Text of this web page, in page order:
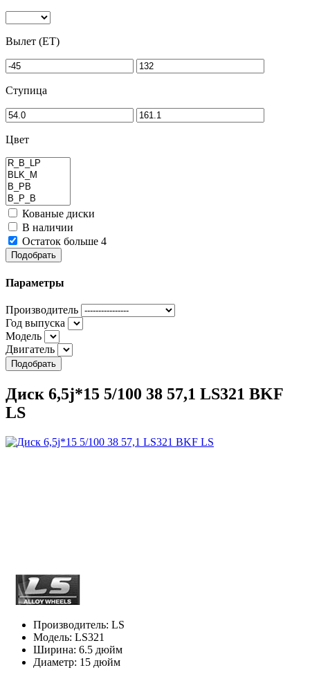
Вылет (ET)
Ступица
Цвет
Кованые диски
В наличии
Остаток больше 4
Подобрать
Параметры
Производитель
Год выпуска
Модель
Двигатель
Подобрать
Диск 6,5j*15 5/100 38 57,1 LS321 BKF
LS
Производитель: LS
Модель: LS321
Ширина: 6.5 дюйм
Диаметр: 15 дюйм